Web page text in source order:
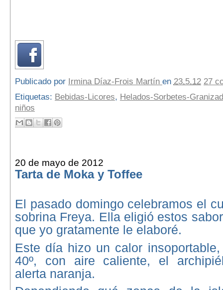
Publicado por Irmina Díaz-Frois Martín en 23.5.12 27
Etiquetas: Bebidas-Licores, Helados-Sorbetes-
niños
20 de mayo de 2012
Tarta de Moka y Toffee
El pasado domingo celebramos el
sobrina Freya. Ella eligió estos
que yo gratamente le elaboré.
Este día hizo un calor
40º, con aire caliente, el
alerta naranja.